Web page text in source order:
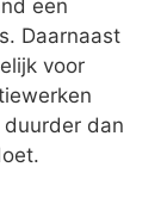
een
Daarnaast
voor
dan